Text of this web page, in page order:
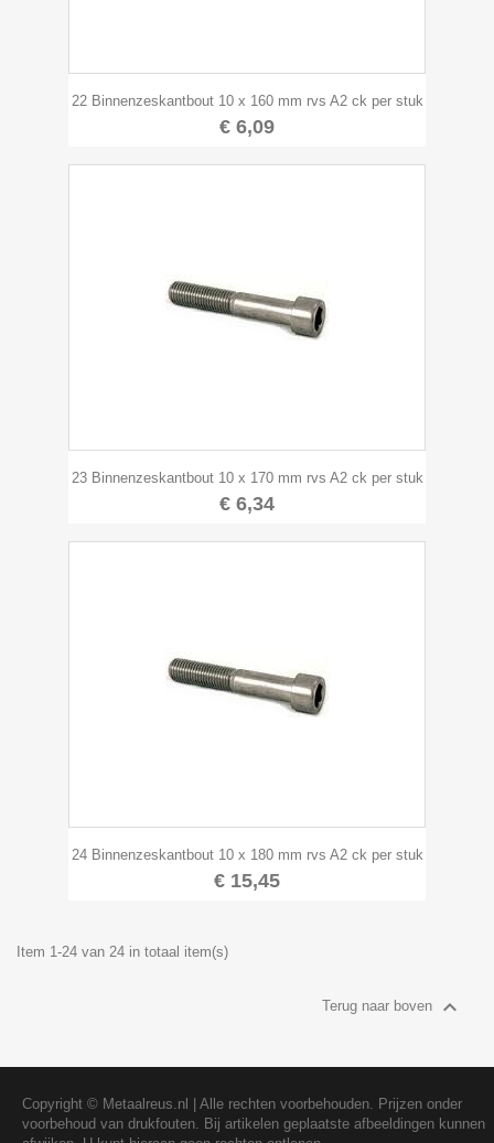
22 Binnenzeskantbout 10 x 160 mm rvs A2 ck per stuk
€ 6,09
23 Binnenzeskantbout 10 x 170 mm rvs A2 ck per stuk
€ 6,34
24 Binnenzeskantbout 10 x 180 mm rvs A2 ck per stuk
€ 15,45
Item 1-24 van 24 in totaal item(s)
Terug naar boven 
Copyright © Metaalreus.nl
| Alle rechten voorbehouden. Prijzen onder
voorbehoud van drukfouten. Bij artikelen geplaatste afbeeldingen kunnen